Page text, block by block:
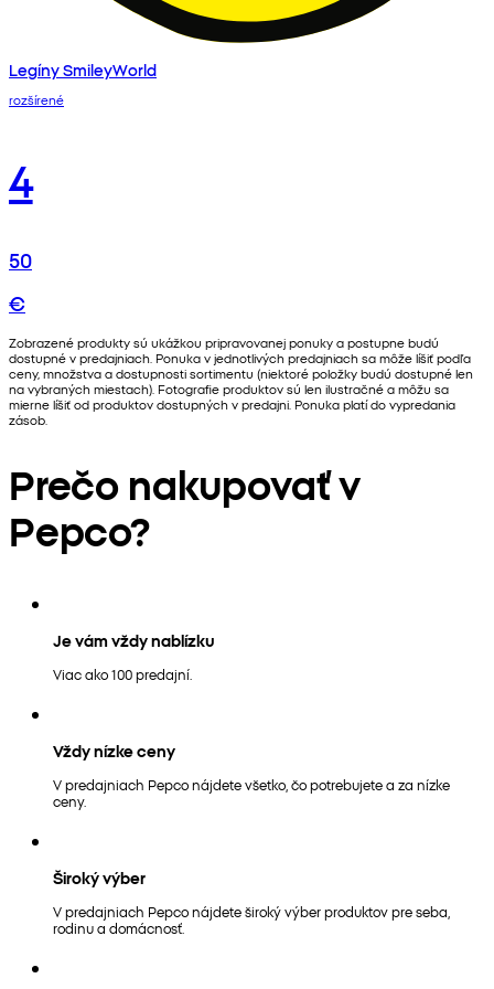
Legíny SmileyWorld
rozšírené
4
50
€
Zobrazené produkty sú ukážkou pripravovanej ponuky a postupne budú
dostupné v predajniach. Ponuka v jednotlivých predajniach sa môže líšiť podľa
ceny, množstva a dostupnosti sortimentu (niektoré položky budú dostupné len
na vybraných miestach). Fotografie produktov sú len ilustračné a môžu sa
mierne líšiť od produktov dostupných v predajni. Ponuka platí do vypredania
zásob.
Prečo nakupovať v
Pepco?
Je vám vždy nablízku
Viac ako 100 predajní.
Vždy nízke ceny
V predajniach Pepco nájdete všetko, čo potrebujete a za nízke
ceny.
Široký výber
V predajniach Pepco nájdete široký výber produktov pre seba,
rodinu a domácnosť.